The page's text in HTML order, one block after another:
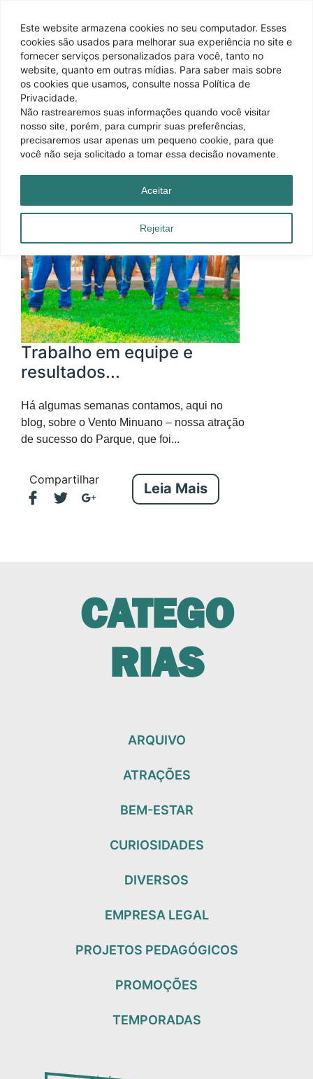
Este website armazena cookies no seu computador. Esses
cookies são usados ​​para melhorar sua experiência no site e
fornecer serviços personalizados para você, tanto no
website, quanto em outras mídias. Para saber mais sobre
os cookies que usamos, consulte nossa Política de
Privacidade.
Não rastrearemos suas informações quando você visitar
nosso site, porém, para cumprir suas preferências,
precisaremos usar apenas um pequeno cookie, para que
você não seja solicitado a tomar essa decisão novamente.
Rejeitar
Aceitar
Trabalho em equipe e
resultados...
Há algumas semanas contamos, aqui no
blog, sobre o Vento Minuano – nossa atração
de sucesso do Parque, que foi...
Compartilhar
Leia Mais
CATEGO
RIAS
ARQUIVO
ATRAÇÕES
BEM-ESTAR
CURIOSIDADES
DIVERSOS
EMPRESA LEGAL
PROJETOS PEDAGÓGICOS
PROMOÇÕES
TEMPORADAS